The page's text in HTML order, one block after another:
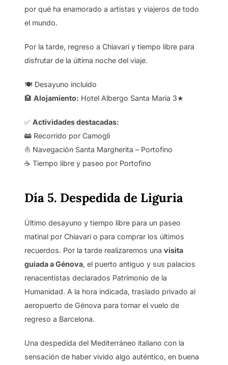
por qué ha enamorado a artistas y viajeros de todo
el mundo.
Por la tarde, regreso a Chiavari y tiempo libre para
disfrutar de la última noche del viaje.
🍽️ Desayuno incluido
🏨 Alojamiento: Hotel Albergo Santa Maria 3★
✅ Actividades destacadas:
🚋 Recorrido por Camogli
⛵ Navegación Santa Margherita – Portofino
☕ Tiempo libre y paseo por Portofino
Día 5. Despedida de Liguria
Último desayuno y tiempo libre para un paseo
matinal por Chiavari o para comprar los últimos
recuerdos. Por la tarde realizaremos una visita
guiada a Génova, el puerto antiguo y sus palacios
renacentistas declarados Patrimonio de la
Humanidad. A la hora indicada, traslado privado al
aeropuerto de Génova para tomar el vuelo de
regreso a Barcelona.
Una despedida del Mediterráneo italiano con la
sensación de haber vivido algo auténtico, en buena